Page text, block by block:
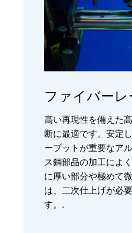
ファイバー
高い再現性を備えた
断に最適です。安定
ープットが重要なア
ス鋼部品の加工によ
に厚い部分や極めて
は、二次仕上げが必
す。.